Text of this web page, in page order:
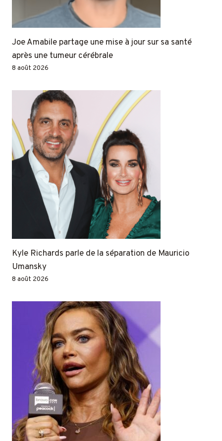
Joe Amabile partage une mise à jour sur sa santé
après une tumeur cérébrale
8 août 2026
Kyle Richards parle de la séparation de Mauricio
Umansky
8 août 2026